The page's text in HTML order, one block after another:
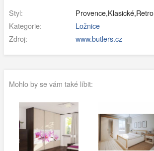
Styl:
Provence,Klasické,Retro
Kategorie:
Ložnice
Zdroj:
www.butlers.cz
Mohlo by se vám také líbit: